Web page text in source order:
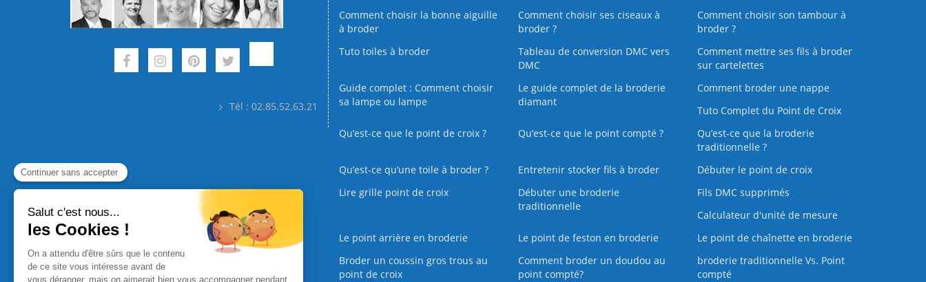
Tél : 02.85.52.63.21
Comment choisir la bonne aiguille
à broder
Comment choisir ses ciseaux à
broder ?
Comment choisir son tambour à
broder ?
Tuto toiles à broder
Tableau de conversion DMC vers
DMC
Comment mettre ses fils à broder
sur cartelettes
Guide complet : Comment choisir
sa lampe ou lampe
Le guide complet de la broderie
diamant
Comment broder une nappe
Tuto Complet du Point de Croix
Qu’est-ce que le point de croix ?
Qu’est-ce que le point compté ?
Qu’est-ce que la broderie
traditionnelle ?
Qu’est‑ce qu’une toile à broder ?
Entretenir stocker fils à broder
Débuter le point de croix
Lire grille point de croix
Débuter une broderie
traditionnelle
Fils DMC supprimés
Calculateur d'unité de mesure
Le point arrière en broderie
Le point de feston en broderie
Le point de chaînette en broderie
Broder un coussin gros trous au
point de croix
Comment broder un doudou au
point compté?
broderie traditionnelle Vs. Point
compté